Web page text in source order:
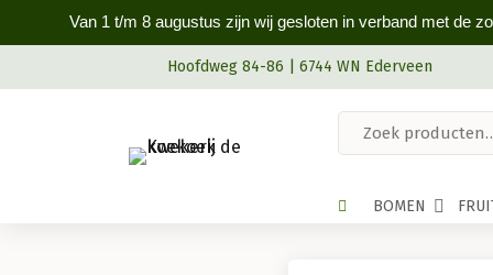
Van 1 t/m 8 augustus zijn wij gesloten in verband met de
Hoofdweg 84-86 | 6744 WN Ederveen
BOMEN